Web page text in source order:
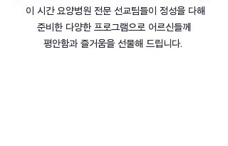
이 시간 요양병원 전문 선교팀들이 정성을 다해
준비한 다양한 프로그램으로 어르신들께
평안함과 즐거움을 선물해 드립니다.